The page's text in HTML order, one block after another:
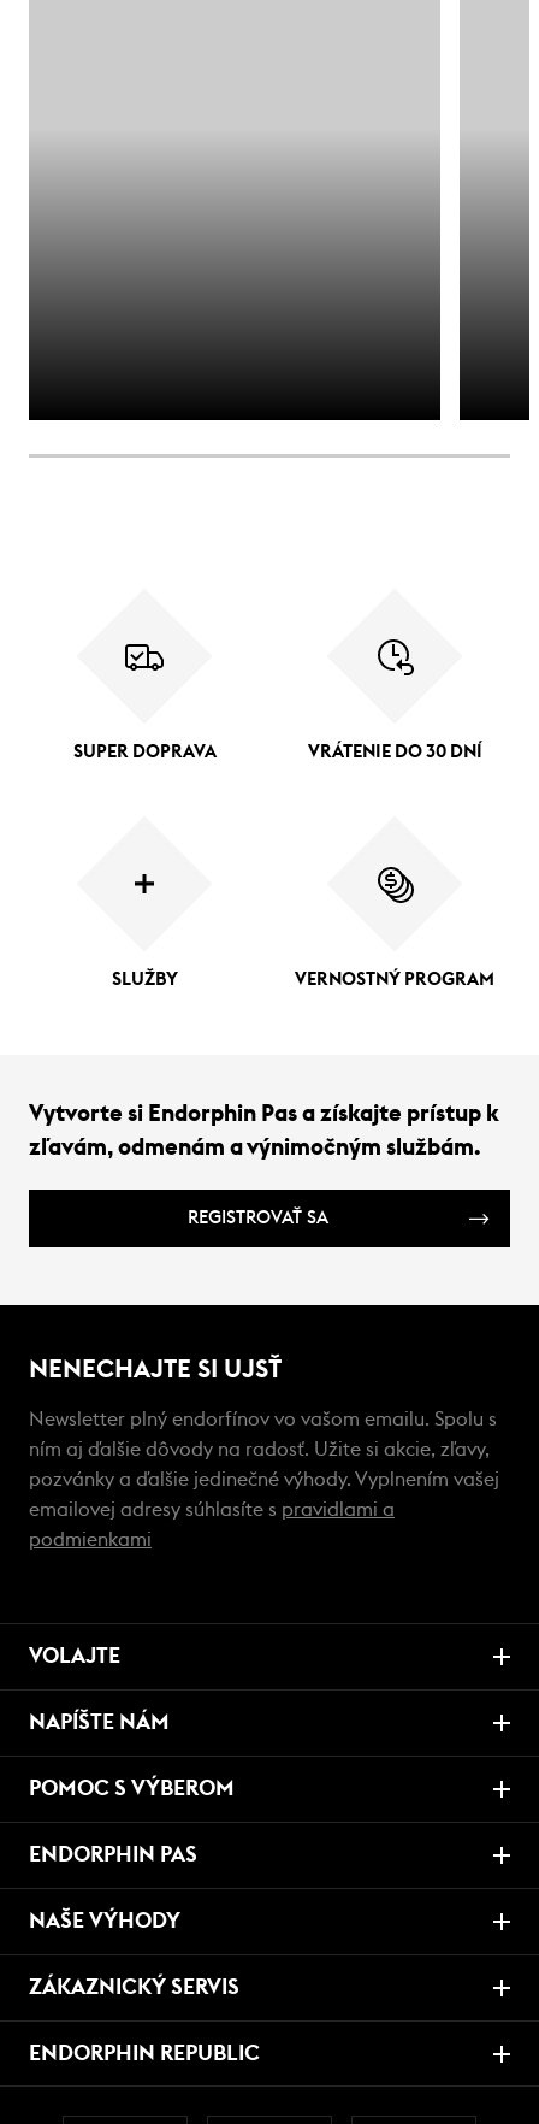
SUPER DOPRAVA VRÁTENIE DO 30 DNÍ
SLUŽBY VERNOSTNÝ PROGRAM
Vytvorte si Endorphin Pas a získajte prístup k
zľavám, odmenám a výnimočným službám.
REGISTROVAŤ SA
NENECHAJTE SI UJSŤ
Newsletter plný endorfínov vo vašom emailu. Spolu s
ním aj ďalšie dôvody na radosť. Užite si akcie, zľavy,
pozvánky a ďalšie jedinečné výhody. Vyplnením vašej
emailovej adresy súhlasíte s pravidlami a
podmienkami
VOLAJTE
NAPÍŠTE NÁM
POMOC S VÝBEROM
ENDORPHIN PAS
NAŠE VÝHODY
ZÁKAZNICKÝ SERVIS
ENDORPHIN REPUBLIC